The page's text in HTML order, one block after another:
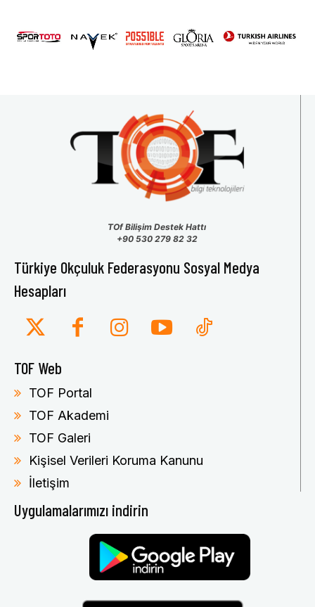
TOf Bilişim Destek Hattı
+90 530 279 82 32
Türkiye Okçuluk Federasyonu Sosyal Medya
Hesapları
TOF Web
TOF Portal
TOF Akademi
TOF Galeri
Kişisel Verileri Koruma Kanunu
İletişim
Uygulamalarımızı indirin